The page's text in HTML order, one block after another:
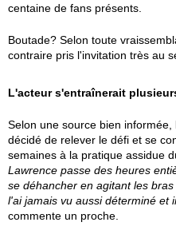
centaine de fans présents.
Boutade? Selon toute
contraire pris l'invitation très au
L'acteur s'entraînerait
Selon une source bien
décidé de relever le défi et se
semaines à la pratique assidue
Lawrence passe des heures
se déhancher en agitant les
l'ai jamais vu aussi déterminé et
commente un proche.